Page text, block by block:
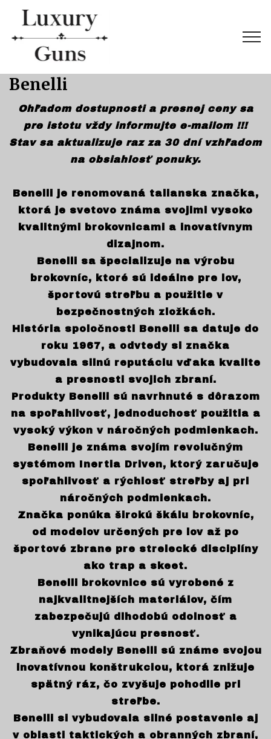
Benelli
Ohľadom dostupnosti a presnej ceny sa
pre istotu vždy informujte e-mailom !!!
Stav sa aktualizuje raz za 30 dní vzhľadom
na obsiahlosť ponuky.
Benelli je renomovaná talianska značka,
ktorá je svetovo známa svojimi vysoko
kvalitnými brokovnicami a inovatívnym
dizajnom.
Benelli sa špecializuje na výrobu
brokovníc, ktoré sú ideálne pre lov,
športovú streľbu a použitie v
bezpečnostných zložkách.
História spoločnosti Benelli sa datuje do
roku 1967, a odvtedy si značka
vybudovala silnú reputáciu vďaka kvalite
a presnosti svojich zbraní.
Produkty Benelli sú navrhnuté s dôrazom
na spoľahlivosť, jednoduchosť použitia a
vysoký výkon v náročných podmienkach.
Benelli je známa svojím revolučným
systémom Inertia Driven, ktorý zaručuje
spoľahlivosť a rýchlosť streľby aj pri
náročných podmienkach.
Značka ponúka širokú škálu brokovníc,
od modelov určených pre lov až po
športové zbrane pre strelecké disciplíny
ako trap a skeet.
Benelli brokovnice sú vyrobené z
najkvalitnejších materiálov, čím
zabezpečujú dlhodobú odolnosť a
vynikajúcu presnosť.
Zbraňové modely Benelli sú známe svojou
inovatívnou konštrukciou, ktorá znižuje
spätný ráz, čo zvyšuje pohodlie pri
streľbe.
Benelli si vybudovala silné postavenie aj
v oblasti taktických a obranných zbraní,